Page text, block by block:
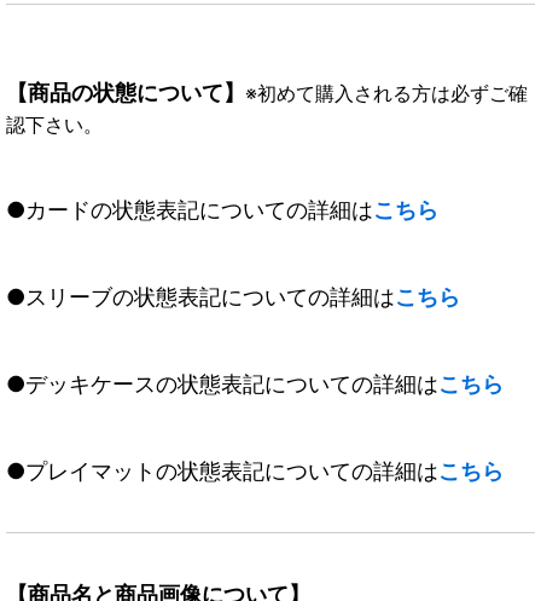
【商品の状態について】 ※初めて購入される方は必ずご確
認下さい。
●カードの状態表記についての詳細はこちら
●スリーブの状態表記についての詳細はこちら
●デッキケースの状態表記についての詳細はこちら
●プレイマットの状態表記についての詳細はこちら
【商品名と商品画像について】